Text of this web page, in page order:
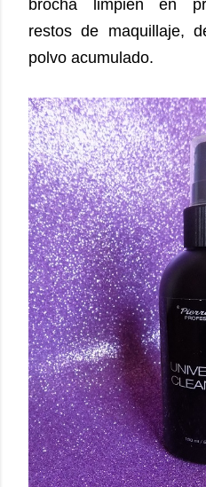
brocha limpien en
restos de maquillaje,
polvo acumulado.